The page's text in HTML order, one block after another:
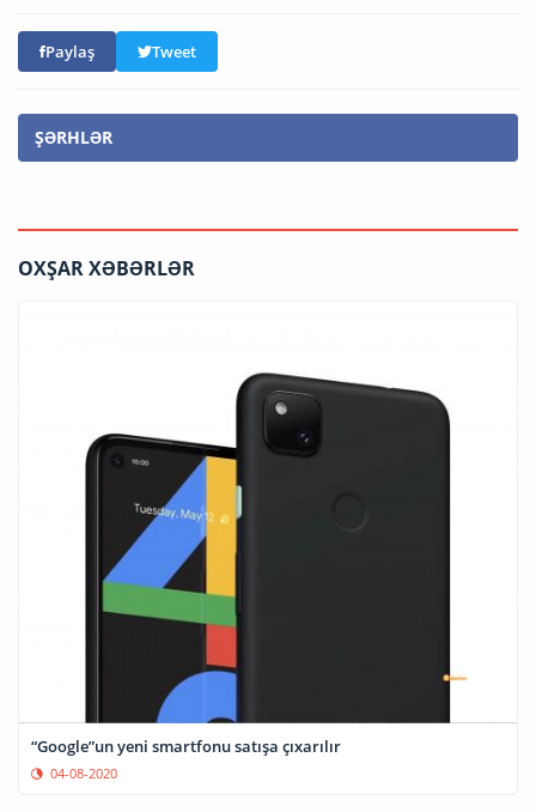
Paylaş Tweet
ŞƏRHLƏR
OXŞAR XƏBƏRLƏR
“Google”un yeni smartfonu satışa çıxarılır
04-08-2020